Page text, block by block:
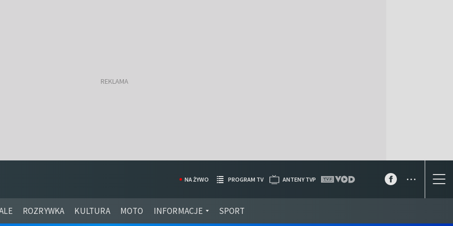
ROZRYWKA KULTURA MOTO INFORMACJE SPORT
NA ŻYWO PROGRAM TV ANTENY TVP ...